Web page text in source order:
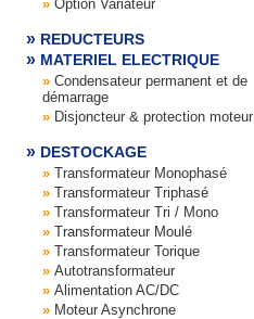
Option Variateur
REDUCTEURS
MATERIEL ELECTRIQUE
Condensateur permanent et de
démarrage
Disjoncteur & protection moteur
DESTOCKAGE
Transformateur Monophasé
Transformateur Triphasé
Transformateur Tri / Mono
Transformateur Moulé
Transformateur Torique
Autotransformateur
Alimentation AC/DC
Moteur Asynchrone